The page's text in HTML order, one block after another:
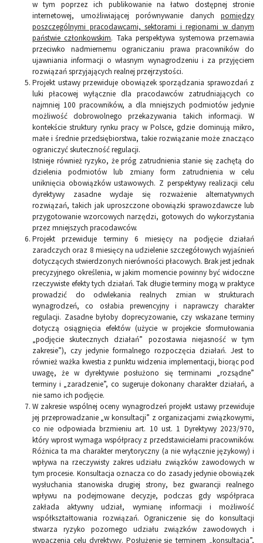
w tym poprzez ich publikowanie na łatwo dostępnej stronie
internetowej, umożliwiającej porównywanie danych pomiędzy
poszczególnymi pracodawcami, sektorami i regionami w danym
państwie członkowskim. Taka perspektywa systemowa przemawia
przeciwko nadmiernemu ograniczaniu prawa pracowników do
ujawniania informacji o własnym wynagrodzeniu i za przyjęciem
rozwiązań sprzyjających realnej przejrzystości.
Projekt ustawy przewiduje obowiązek sporządzania sprawozdań z
luki płacowej wyłącznie dla pracodawców zatrudniających co
najmniej 100 pracowników, a dla mniejszych podmiotów jedynie
możliwość dobrowolnego przekazywania takich informacji. W
kontekście struktury rynku pracy w Polsce, gdzie dominują mikro,
małe i średnie przedsiębiorstwa, takie rozwiązanie może znacząco
ograniczyć skuteczność regulacji.
Istnieje również ryzyko, że próg zatrudnienia stanie się zachętą do
dzielenia podmiotów lub zmiany form zatrudnienia w celu
uniknięcia obowiązków ustawowych. Z perspektywy realizacji celu
dyrektywy zasadne wydaje się rozważenie alternatywnych
rozwiązań, takich jak uproszczone obowiązki sprawozdawcze lub
przygotowanie wzorcowych narzędzi, gotowych do wykorzystania
przez mniejszych pracodawców.
Projekt przewiduje terminy 6 miesięcy na podjęcie działań
zaradczych oraz 8 miesięcy na udzielenie szczegółowych wyjaśnień
dotyczących stwierdzonych nierówności płacowych. Brak jest jednak
precyzyjnego określenia, w jakim momencie powinny być widoczne
rzeczywiste efekty tych działań. Tak długie terminy mogą w praktyce
prowadzić do odwlekania realnych zmian w strukturach
wynagrodzeń, co osłabia prewencyjny i naprawczy charakter
regulacji. Zasadne byłoby doprecyzowanie, czy wskazane terminy
dotyczą osiągnięcia efektów (użycie w projekcie sformułowania
„podjęcie skutecznych działań” pozostawia niejasność w tym
zakresie”), czy jedynie formalnego rozpoczęcia działań. Jest to
również ważka kwestia z punktu widzenia implementacji, biorąc pod
uwagę, że w dyrektywie posłużono się terminami „rozsądne”
terminy i „zaradzenie”, co sugeruje dokonany charakter działań, a
nie samo ich podjęcie.
W zakresie wspólnej oceny wynagrodzeń projekt ustawy przewiduje
jej przeprowadzanie „w konsultacji” z organizacjami związkowymi,
co nie odpowiada brzmieniu art. 10 ust. 1 Dyrektywy 2023/970,
który wprost wymaga współpracy z przedstawicielami pracowników.
Różnica ta ma charakter merytoryczny (a nie wyłącznie językowy) i
wpływa na rzeczywisty zakres udziału związków zawodowych w
tym procesie. Konsultacja oznacza co do zasady jedynie obowiązek
wysłuchania stanowiska drugiej strony, bez gwarancji realnego
wpływu na podejmowane decyzje, podczas gdy współpraca
zakłada aktywny udział, wymianę informacji i możliwość
współkształtowania rozwiązań. Ograniczenie się do konsultacji
stwarza ryzyko pozornego udziału związków zawodowych i
wypaczenia celu dyrektywy. Posłużenie się terminem „konsultacja”,